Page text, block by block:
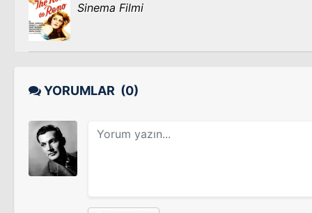
Sinema Filmi
YORUMLAR (0)